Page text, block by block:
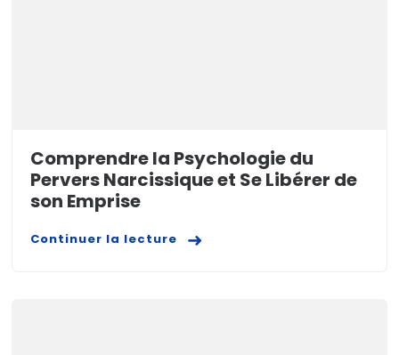
Comprendre la Psychologie du
Pervers Narcissique et Se Libérer de
son Emprise
Continuer la lecture